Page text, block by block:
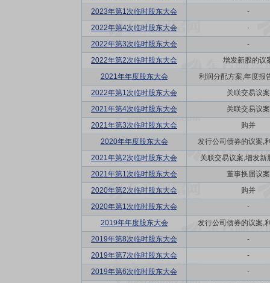
2023年第1次临时股东大会
-
2022年第4次临时股东大会
-
2022年第3次临时股东大会
-
2022年第2次临时股东大会
增发新股的议
2021年年度股东大会
利润分配方案,年度报
2022年第1次临时股东大会
关联交易议案
2021年第4次临时股东大会
关联交易议案
2021年第3次临时股东大会
购并
2020年年度股东大会
发行公司债券的议案,
2021年第2次临时股东大会
关联交易议案,增发新
2021年第1次临时股东大会
董事换届议案
2020年第2次临时股东大会
购并
2020年第1次临时股东大会
-
2019年年度股东大会
发行公司债券的议案,
2019年第8次临时股东大会
-
2019年第7次临时股东大会
-
2019年第6次临时股东大会
-